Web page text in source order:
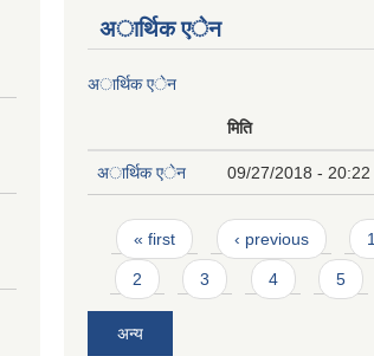
अार्थिक एेन
अार्थिक एेन
मिति
अार्थिक एेन 09/27/2018 - 20:22
Pages
« first ‹ previous 1
2 3 4 5
अन्य